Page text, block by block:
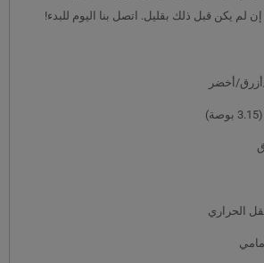
لم يكن قبل ذلك بقليل. اتصل بنا اليوم للبدء!
أخضر
الحراري